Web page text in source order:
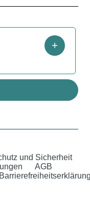
und Sicherheit
AGB